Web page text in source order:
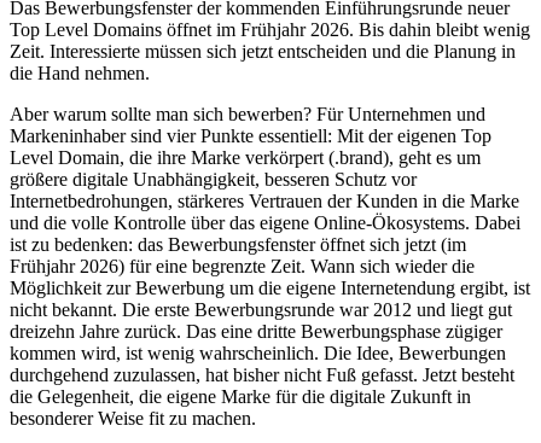
Das Bewerbungsfenster der kommenden Einführungsrunde neuer
Top Level Domains öffnet im Frühjahr 2026. Bis dahin bleibt wenig
Zeit. Interessierte müssen sich jetzt entscheiden und die Planung in
die Hand nehmen.
Aber warum sollte man sich bewerben? Für Unternehmen und
Markeninhaber sind vier Punkte essentiell: Mit der eigenen Top
Level Domain, die ihre Marke verkörpert (.brand), geht es um
größere digitale Unabhängigkeit, besseren Schutz vor
Internetbedrohungen, stärkeres Vertrauen der Kunden in die Marke
und die volle Kontrolle über das eigene Online-Ökosystems. Dabei
ist zu bedenken: das Bewerbungsfenster öffnet sich jetzt (im
Frühjahr 2026) für eine begrenzte Zeit. Wann sich wieder die
Möglichkeit zur Bewerbung um die eigene Internetendung ergibt, ist
nicht bekannt. Die erste Bewerbungsrunde war 2012 und liegt gut
dreizehn Jahre zurück. Das eine dritte Bewerbungsphase zügiger
kommen wird, ist wenig wahrscheinlich. Die Idee, Bewerbungen
durchgehend zuzulassen, hat bisher nicht Fuß gefasst. Jetzt besteht
die Gelegenheit, die eigene Marke für die digitale Zukunft in
besonderer Weise fit zu machen.